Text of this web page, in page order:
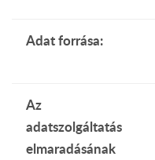
Adat forrása:
Az
adatszolgáltatás
elmaradásának